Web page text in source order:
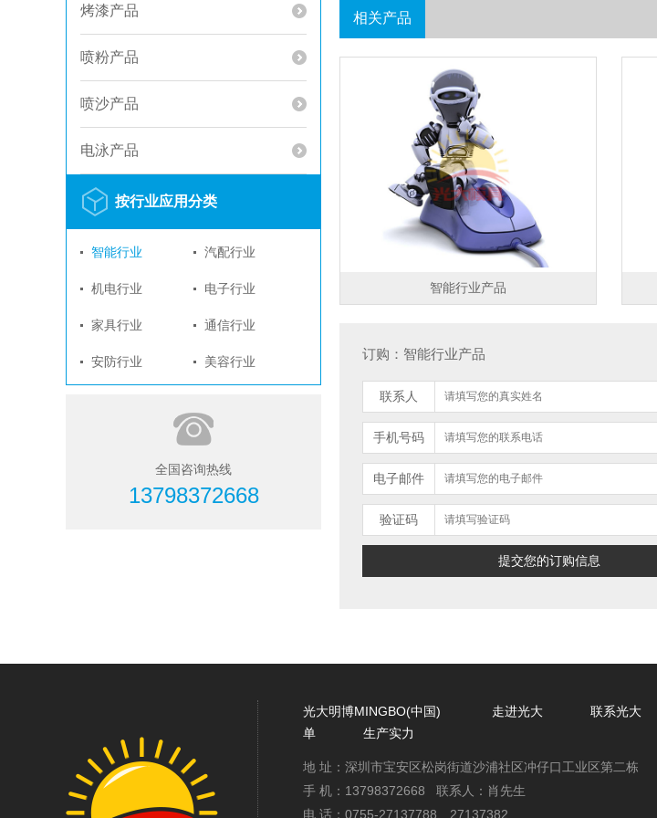
烤漆产品
喷粉产品
喷沙产品
电泳产品
按行业应用分类
智能行业 汽配行业
机电行业 电子行业
家具行业 通信行业
安防行业 美容行业
全国咨询热线
13798372668
相关产品
智能行业产品
订购：智能行业产品
联系人
手机号码
电子邮件
验证码
光大明博MINGBO(中国) 走进光大 联系光大
单
生产实力
地 址：深圳市宝安区松岗街道沙浦社区冲仔口工业区第二栋
手 机：13798372668 联系人：肖先生
电 话：0755-27137788、27137382